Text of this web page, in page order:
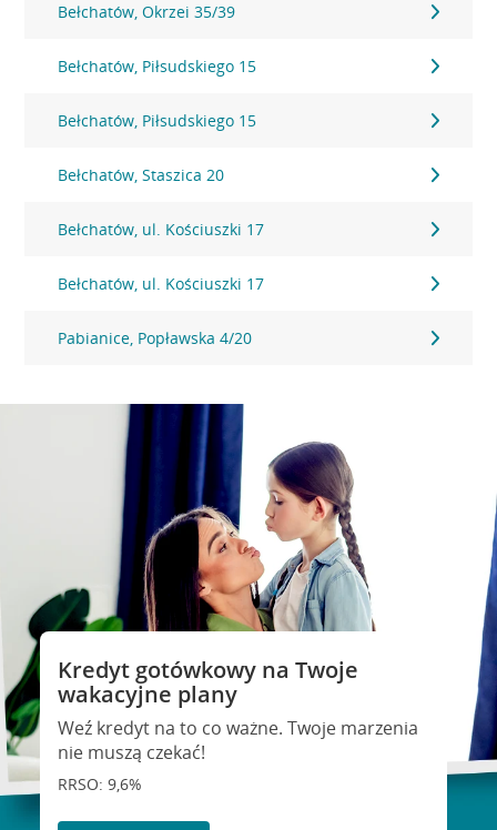
Bełchatów, Okrzei 35/39
Bełchatów, Piłsudskiego 15
Bełchatów, Piłsudskiego 15
Bełchatów, Staszica 20
Bełchatów, ul. Kościuszki 17
Bełchatów, ul. Kościuszki 17
Pabianice, Popławska 4/20
Kredyt gotówkowy na Twoje
wakacyjne plany
Weź kredyt na to co ważne. Twoje marzenia
nie muszą czekać!
RRSO: 9,6%